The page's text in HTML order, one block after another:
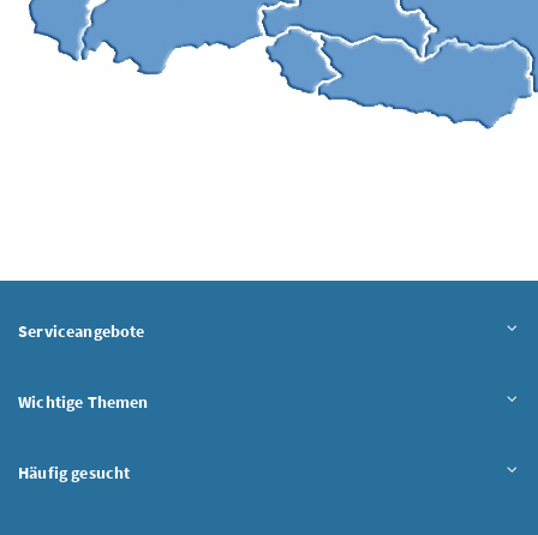
Serviceangebote
Wichtige Themen
Häufig gesucht